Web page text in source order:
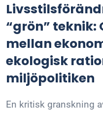
“grön” teknik:
mellan
ekologisk
miljöpolitiken
En kritisk granskning